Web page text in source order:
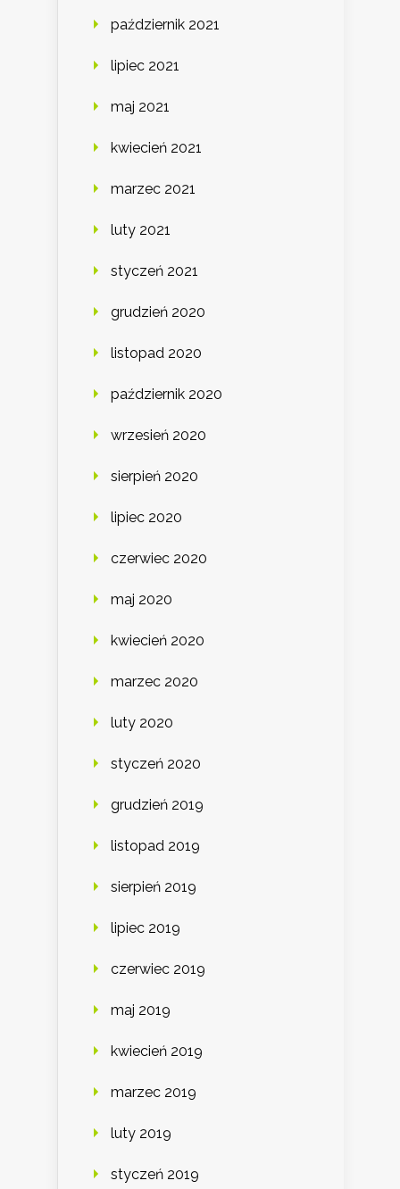
październik 2021
lipiec 2021
maj 2021
kwiecień 2021
marzec 2021
luty 2021
styczeń 2021
grudzień 2020
listopad 2020
październik 2020
wrzesień 2020
sierpień 2020
lipiec 2020
czerwiec 2020
maj 2020
kwiecień 2020
marzec 2020
luty 2020
styczeń 2020
grudzień 2019
listopad 2019
sierpień 2019
lipiec 2019
czerwiec 2019
maj 2019
kwiecień 2019
marzec 2019
luty 2019
styczeń 2019